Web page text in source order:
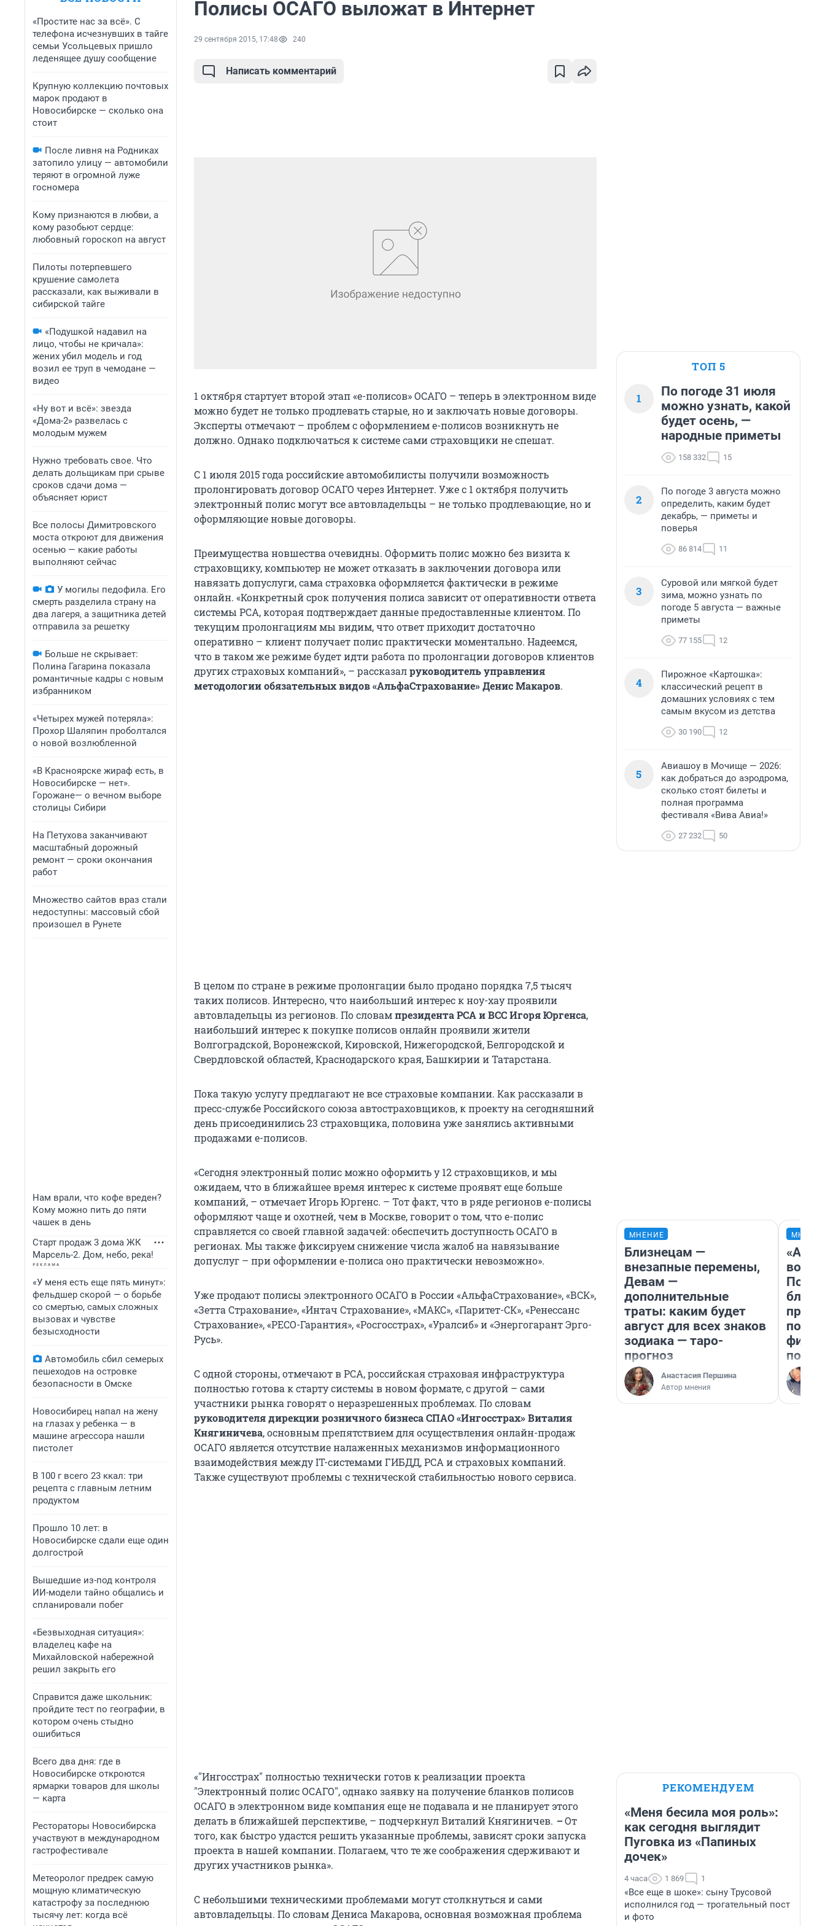
«Простите нас за всё». С
телефона исчезнувших в тайге
семьи Усольцевых пришло
леденящее душу сообщение
Крупную коллекцию почтовых
марок продают в
Новосибирске — сколько она
стоит
После ливня на Родниках
затопило улицу — автомобили
теряют в огромной луже
госномера
Кому признаются в любви, а
кому разобьют сердце:
любовный гороскоп на август
Пилоты потерпевшего
крушение самолета
рассказали, как выживали в
сибирской тайге
«Подушкой надавил на
лицо, чтобы не кричала»:
жених убил модель и год
возил ее труп в чемодане —
видео
«Ну вот и всё»: звезда
«Дома-2» развелась с
молодым мужем
Нужно требовать свое. Что
делать дольщикам при срыве
сроков сдачи дома —
объясняет юрист
Все полосы Димитровского
моста откроют для движения
осенью — какие работы
выполняют сейчас
У могилы педофила. Его
смерть разделила страну на
два лагеря, а защитника детей
отправила за решетку
Больше не скрывает:
Полина Гагарина показала
романтичные кадры с новым
избранником
«Четырех мужей потеряла»:
Прохор Шаляпин проболтался
о новой возлюбленной
«В Красноярске жираф есть, в
Новосибирске — нет».
Горожане— о вечном выборе
столицы Сибири
На Петухова заканчивают
масштабный дорожный
ремонт — сроки окончания
работ
Множество сайтов враз стали
недоступны: массовый сбой
произошел в Рунете
Нам врали, что кофе вреден?
Кому можно пить до пяти
чашек в день
Старт продаж 3 дома ЖК
Марсель-2. Дом, небо, река!
«У меня есть еще пять минут»:
фельдшер скорой — о борьбе
со смертью, самых сложных
вызовах и чувстве
безысходности
Автомобиль сбил семерых
пешеходов на островке
безопасности в Омске
Новосибирец напал на жену
на глазах у ребенка — в
машине агрессора нашли
пистолет
В 100 г всего 23 ккал: три
рецепта с главным летним
продуктом
Прошло 10 лет: в
Новосибирске сдали еще один
долгострой
Вышедшие из-под контроля
ИИ-модели тайно общались и
спланировали побег
«Безвыходная ситуация»:
владелец кафе на
Михайловской набережной
решил закрыть его
Справится даже школьник:
пройдите тест по географии, в
котором очень стыдно
ошибиться
Всего два дня: где в
Новосибирске откроются
ярмарки товаров для школы
— карта
Рестораторы Новосибирска
участвуют в международном
гастрофестивале
Метеоролог предрек самую
мощную климатическую
катастрофу за последнюю
тысячу лет: когда всё
Полисы ОСАГО выложат в Интернет
29 сентября 2015, 17:48 240
Написать комментарий
1 октября стартует второй этап «е-полисов» ОСАГО – теперь в электронном виде
можно будет не только продлевать старые, но и заключать новые договоры.
Эксперты отмечают – проблем с оформлением е-полисов возникнуть не
должно. Однако подключаться к системе сами страховщики не спешат.
С 1 июля 2015 года российские автомобилисты получили возможность
пролонгировать договор ОСАГО через Интернет. Уже с 1 октября получить
электронный полис могут все автовладельцы – не только продлевающие, но и
оформляющие новые договоры.
Преимущества новшества очевидны. Оформить полис можно без визита к
страховщику, компьютер не может отказать в заключении договора или
навязать допуслуги, сама страховка оформляется фактически в режиме
онлайн. «Конкретный срок получения полиса зависит от оперативности ответа
системы РСА, которая подтверждает данные предоставленные клиентом. По
текущим пролонгациям мы видим, что ответ приходит достаточно
оперативно – клиент получает полис практически моментально. Надеемся,
что в таком же режиме будет идти работа по пролонгации договоров клиентов
других страховых компаний», – рассказалруководитель управления
методологии обязательных видов «АльфаСтрахование»Денис Макаров.
В целом по стране в режиме пролонгации было продано порядка 7,5 тысяч
таких полисов. Интересно, что наибольший интерес к ноу-хау проявили
автовладельцы из регионов. По словампрезидента РСА и ВСС Игоря Юргенса,
наибольший интерес к покупке полисов онлайн проявили жители
Волгоградской, Воронежской, Кировской, Нижегородской, Белгородской и
Свердловской областей, Краснодарского края, Башкирии и Татарстана.
Пока такую услугу предлагают не все страховые компании. Как рассказали в
пресс-службе Российского союза автостраховщиков, к проекту на сегодняшний
день присоединились 23 страховщика, половина уже занялись активными
продажами е-полисов.
«Сегодня электронный полис можно оформить у 12 страховщиков, и мы
ожидаем, что в ближайшее время интерес к системе проявят еще больше
компаний, – отмечает Игорь Юргенс. – Тот факт, что в ряде регионов е-полисы
оформляют чаще и охотней, чем в Москве, говорит о том, что е-полис
справляется со своей главной задачей: обеспечить доступность ОСАГО в
регионах. Мы также фиксируем снижение числа жалоб на навязывание
допуслуг – при оформлении е-полиса оно практически невозможно».
Уже продают полисы электронного ОСАГО в России «АльфаСтрахование», «ВСК»,
«Зетта Страхование», «Интач Страхование», «МАКС», «Паритет-СК», «Ренессанс
Страхование», «РЕСО-Гарантия», «Росгосстрах», «Уралсиб» и «Энергогарант Эрго-
Русь».
С одной стороны, отмечают в РСА, российская страховая инфраструктура
полностью готова к старту системы в новом формате, с другой – сами
участники рынка говорят о неразрешенных проблемах. По словам
руководителя дирекции розничного бизнеса СПАО «Ингосстрах» Виталия
Княгиничева, основным препятствием для осуществления онлайн-продаж
ОСАГО является отсутствие налаженных механизмов информационного
взаимодействия между IT-системами ГИБДД, РСА и страховых компаний.
Также существуют проблемы с технической стабильностью нового сервиса.
«"Ингосстрах" полностью технически готов к реализации проекта
"Электронный полис ОСАГО", однако заявку на получение бланков полисов
ОСАГО в электронном виде компания еще не подавала и не планирует этого
делать в ближайшей перспективе, – подчеркнул Виталий Княгиничев. –От
того, как быстро удастся решить указанные проблемы, зависят сроки запуска
проекта в нашей компании. Полагаем, что те же соображения сдерживают и
других участников рынка».
С небольшими техническими проблемами могут столкнуться и сами
автовладельцы. По словам Дениса Макарова, основная возможная проблема
ТОП 5
1
По погоде 31 июля
можно узнать, какой
будет осень, —
народные приметы
158 332 15
2
По погоде 3 августа можно
определить, каким будет
декабрь, — приметы и
поверья
86 814 11
3
Суровой или мягкой будет
зима, можно узнать по
погоде 5 августа — важные
приметы
77 155 12
4
Пирожное «Картошка»:
классический рецепт в
домашних условиях с тем
самым вкусом из детства
30 190 12
5
Авиашоу в Мочище — 2026:
как добраться до аэродрома,
сколько стоят билеты и
полная программа
фестиваля «Вива Авиа!»
27 232 50
МНЕНИЕ
Близнецам —
внезапные перемены,
Девам —
дополнительные
траты: каким будет
август для всех знаков
зодиака — таро-
прогноз
Анастасия Першина
Автор мнения
вот
РЕКОМЕНДУЕМ
«Меня бесила моя роль»:
как сегодня выглядит
Пуговка из «Папиных
дочек»
4 часа 1 869 1
«Все еще в шоке»: сыну Трусовой
исполнился год — трогательный пост
и фото